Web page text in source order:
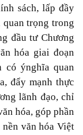
sách, lấp đầy
trọng trong
đầu tư Chương
hóa giai đoạn
có ýnghĩa quan
đẩy mạnh thực
lãnh đạo, chỉ
hóa, góp phần
văn hóa Việt